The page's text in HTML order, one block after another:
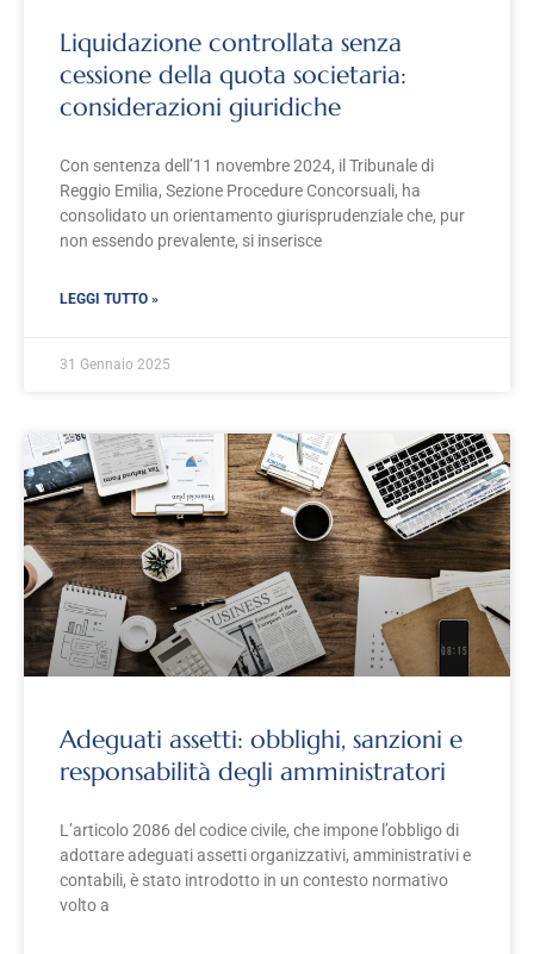
Liquidazione controllata senza
cessione della quota societaria:
considerazioni giuridiche
Con sentenza dell’11 novembre 2024, il Tribunale di
Reggio Emilia, Sezione Procedure Concorsuali, ha
consolidato un orientamento giurisprudenziale che, pur
non essendo prevalente, si inserisce
LEGGI TUTTO »
31 Gennaio 2025
Adeguati assetti: obblighi, sanzioni e
responsabilità degli amministratori
L’articolo 2086 del codice civile, che impone l’obbligo di
adottare adeguati assetti organizzativi, amministrativi e
contabili, è stato introdotto in un contesto normativo
volto a